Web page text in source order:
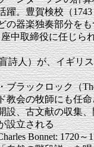
。豊賀検校（
の器楽独奏部分を
取締役に任じら
詩人）が、イギ
ラックロック（
会の牧師にも任
、古文献の収集
設立される
Bonnet: 1720